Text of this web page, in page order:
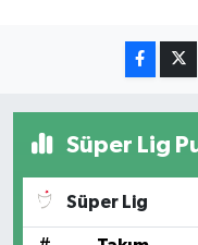
Süper Lig
Süper Lig